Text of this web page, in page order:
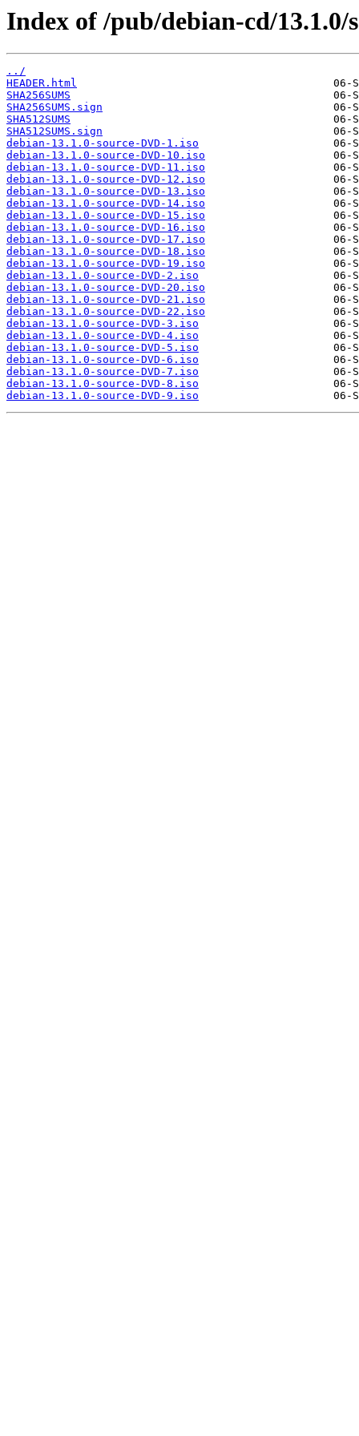
Index of /pub/debian-cd/13.1.0/
../
HEADER.html
SHA256SUMS
SHA256SUMS.sign
SHA512SUMS
SHA512SUMS.sign
debian-13.1.0-source-DVD-1.iso
debian-13.1.0-source-DVD-10.iso
debian-13.1.0-source-DVD-11.iso
debian-13.1.0-source-DVD-12.iso
debian-13.1.0-source-DVD-13.iso
debian-13.1.0-source-DVD-14.iso
debian-13.1.0-source-DVD-15.iso
debian-13.1.0-source-DVD-16.iso
debian-13.1.0-source-DVD-17.iso
debian-13.1.0-source-DVD-18.iso
debian-13.1.0-source-DVD-19.iso
debian-13.1.0-source-DVD-2.iso
debian-13.1.0-source-DVD-20.iso
debian-13.1.0-source-DVD-21.iso
debian-13.1.0-source-DVD-22.iso
debian-13.1.0-source-DVD-3.iso
debian-13.1.0-source-DVD-4.iso
debian-13.1.0-source-DVD-5.iso
debian-13.1.0-source-DVD-6.iso
debian-13.1.0-source-DVD-7.iso
debian-13.1.0-source-DVD-8.iso
debian-13.1.0-source-DVD-9.iso